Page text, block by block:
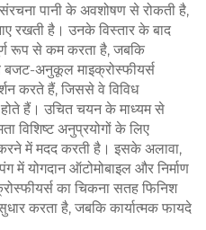
पानी के अवशोषण से रोकती है,
रखती है। उनके विस्तार के बाद
रूप से कम करता है, जबकि
बजट-अनुकूल माइक्रोस्फीयर्स
करते हैं, जिससे वे विविध
होते हैं। उचित चयन के माध्यम से
विशिष्ट अनुप्रयोगों के लिए
में मदद करती है। इसके अलावा,
योगदान ऑटोमोबाइल और निर्माण
का चिकना सतह फिनिश
करता है, जबकि कार्यात्मक फायदे